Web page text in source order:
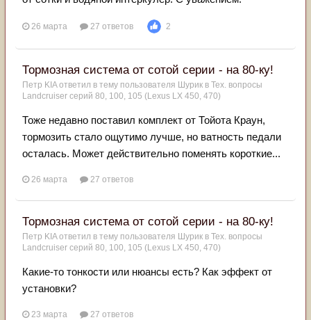
26 марта 27 ответов 2
Тормозная система от сотой серии - на 80-ку!
Петр KIAответил в тему пользователя Шурик в Тех. вопросы
Landcruiser серий 80, 100, 105 (Lexus LX 450, 470)
Тоже недавно поставил комплект от Тойота Краун,
тормозить стало ощутимо лучше, но ватность педали
осталась. Может действительно поменять короткие...
26 марта 27 ответов
Тормозная система от сотой серии - на 80-ку!
Петр KIAответил в тему пользователя Шурик в Тех. вопросы
Landcruiser серий 80, 100, 105 (Lexus LX 450, 470)
Какие-то тонкости или нюансы есть? Как эффект от
установки?
23 марта 27 ответов